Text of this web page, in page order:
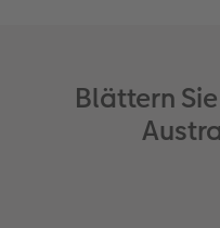
Blättern